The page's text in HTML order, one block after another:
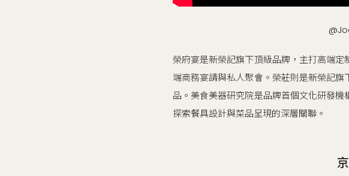
榮府宴是新榮記旗下頂級品牌，主打高端
端商務宴請與私人聚會。榮莊則是新榮記
品。美食美器研究院是品牌首個文化研發
探索餐具設計與菜品呈現的深層關聯。